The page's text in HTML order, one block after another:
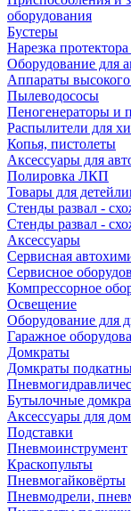
оборудования
Бустеры
Нарезка
Оборудование для
Аппараты
Пылеводососы
Пеногенераторы и
Распылители для
Копья, пистолеты
Аксессуары для
Полировка ЛКП
Товары для
Стенды развал -
Стенды развал -
Аксессуары
Сервисная
Сервисное
Компрессорное
Освещение
Оборудование для
Гаражное
Домкраты
Домкраты
Бутылочные
Аксессуары для
Подставки
Пневмоинструмент
Краскопульты
Пневмогайковёрты
Пневмодрели,